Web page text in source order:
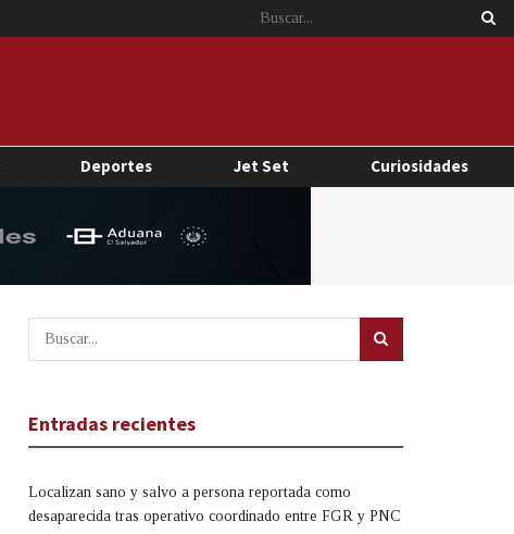
Deportes Jet Set Curiosidades
Entradas recientes
Localizan sano y salvo a persona reportada como
desaparecida tras operativo coordinado entre FGR y PNC